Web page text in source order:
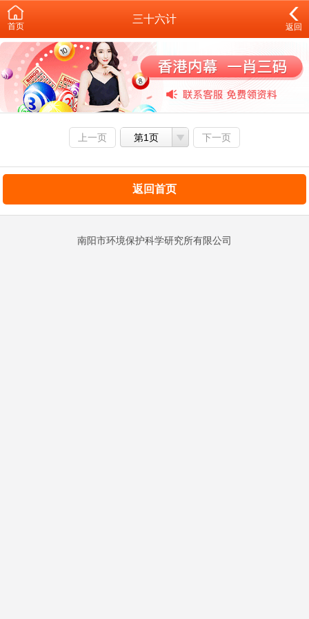
首页
三十六计
返回
上一页 第1页 下一页
返回首页
南阳市环境保护科学研究所有限公司